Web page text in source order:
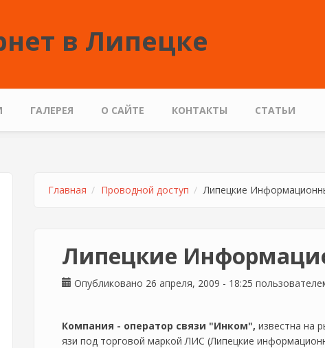
в Липецке
ГАЛЕРЕЯ О САЙТЕ КОНТАКТЫ СТАТЬИ
Главная Проводной доступ Липецкие
Липецкие
Опубликовано 26 апреля, 2009 - 18:25
Компания - оператор связи "Инком", известна на
язи под торговой маркой ЛИС (Липецкие